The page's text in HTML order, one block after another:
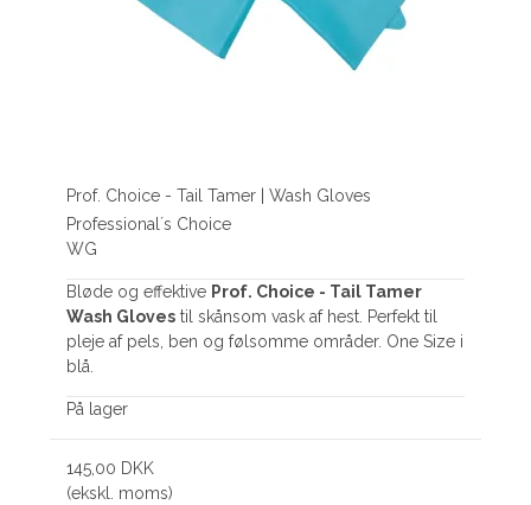
Prof. Choice - Tail Tamer | Wash Gloves
Professional´s Choice
WG
Bløde og effektive Prof. Choice - Tail Tamer
Wash Gloves til skånsom vask af hest. Perfekt til
pleje af pels, ben og følsomme områder. One Size i
blå.
På lager
145,00 DKK
(ekskl. moms)